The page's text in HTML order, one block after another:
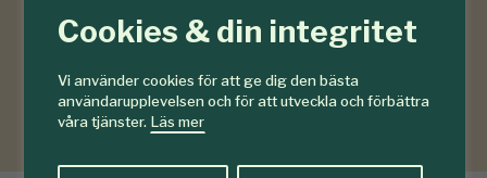
Cookies & din integritet
Vi använder cookies för att ge dig den bästa
användarupplevelsen och för att utveckla och förbättra
våra tjänster. Läs mer